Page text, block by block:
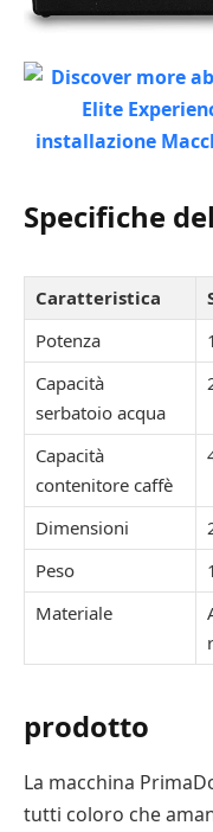
Specifiche
Caratteristica
Potenza
Capacità
serbatoio acqua
Capacità
contenitore caffè
Dimensioni
Peso
Materiale
prodotto
La macchina
tutti coloro che